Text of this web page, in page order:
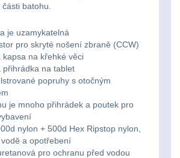
4
4
5
1
batohu.
je uzamykatelná
pro skryté nošení zbraně (CCW)
kapsa na křehké věci
přihrádka na tablet
popruhy s otočným
je mnoho přihrádek a poutek pro
nylon + 500d Hex Ripstop nylon,
a opotřebení
pro ochranu před vodou